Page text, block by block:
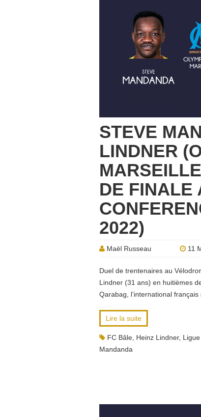
STEVE
LINDNER
DE FINALE
2022)
Maël Russeau 11
Duel de trentenaires au
Lindner (31 ans) en huitièmes
Qarabag, l’international
Lire la suite
FC Bâle Heinz Lindner,
Mandanda